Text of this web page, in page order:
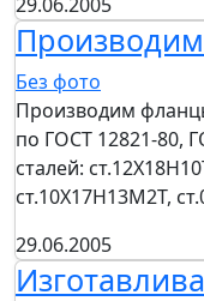
Без фото
Производим
по ГОСТ 12821-80,
сталей:
ст.10Х17Н13М2Т,
29.06.2005